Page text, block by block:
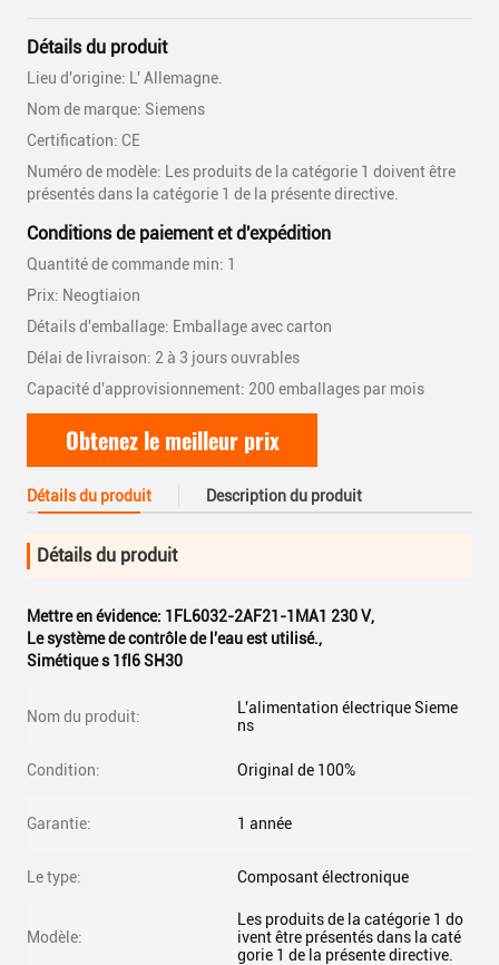
Détails du produit
Lieu d'origine: L' Allemagne.
Nom de marque: Siemens
Certification: CE
Numéro de modèle: Les produits de la catégorie 1 doivent être
présentés dans la catégorie 1 de la présente directive.
Conditions de paiement et d'expédition
Quantité de commande min: 1
Prix: Neogtiaion
Détails d'emballage: Emballage avec carton
Délai de livraison: 2 à 3 jours ouvrables
Capacité d'approvisionnement: 200 emballages par mois
Obtenez le meilleur prix
Détails du produit Description du produit
Détails du produit
Mettre en évidence: 1FL6032-2AF21-1MA1 230 V,
Le système de contrôle de l'eau est utilisé.,
Simétique s 1fl6 SH30
Nom du produit:
L'alimentation électrique Sieme
ns
Condition: Original de 100%
Garantie: 1 année
Le type: Composant électronique
Modèle:
Les produits de la catégorie 1 do
ivent être présentés dans la caté
gorie 1 de la présente directive.